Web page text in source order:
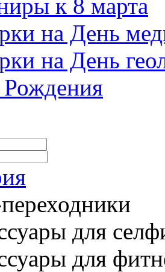
к 8 марта
на День
на День
для
для